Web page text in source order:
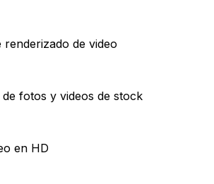
de video
fotos y videos de stock
en HD